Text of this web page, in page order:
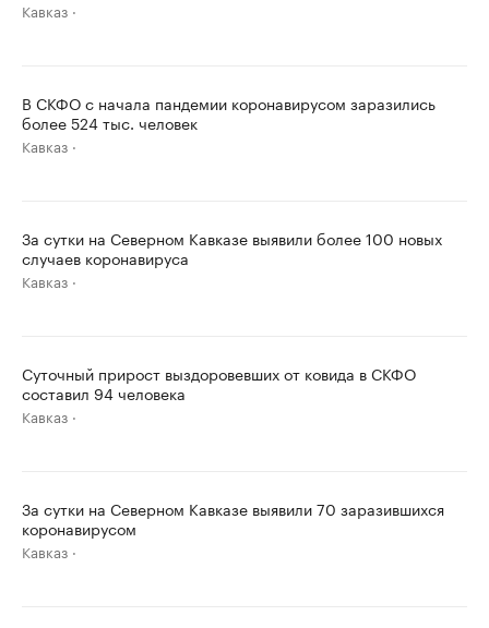
Кавказ
В СКФО с начала пандемии коронавирусом заразились
более 524 тыс. человек
Кавказ
За сутки на Северном Кавказе выявили более 100 новых
случаев коронавируса
Кавказ
Суточный прирост выздоровевших от ковида в СКФО
составил 94 человека
Кавказ
За сутки на Северном Кавказе выявили 70 заразившихся
коронавирусом
Кавказ